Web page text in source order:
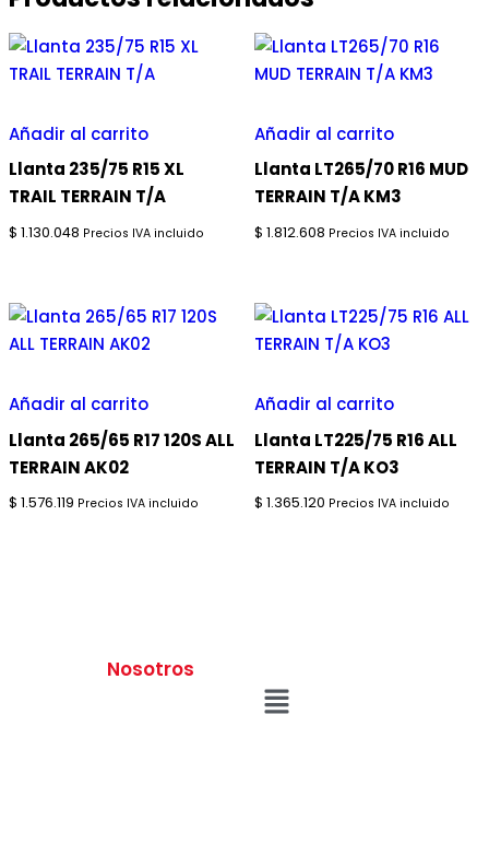
Añadir al carrito
Llanta 235/75 R15 XL
TRAIL TERRAIN T/A
$ 1.130.048 Precios IVA incluido
Añadir al carrito
Llanta LT265/70 R16 MUD
TERRAIN T/A KM3
$ 1.812.608 Precios IVA incluido
Añadir al carrito
Llanta 265/65 R17 120S ALL
TERRAIN AK02
$ 1.576.119 Precios IVA incluido
Añadir al carrito
Llanta LT225/75 R16 ALL
TERRAIN T/A KO3
$ 1.365.120 Precios IVA incluido
Nosotros